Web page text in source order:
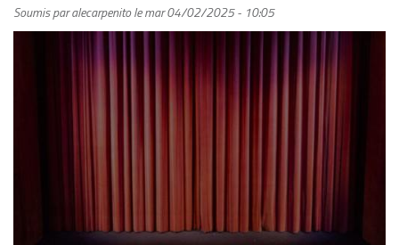
Soumis paralecarpenitolemar 04/02/2025 - 10:05